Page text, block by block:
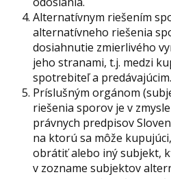
Alternatívnym riešením
alternatívneho riešenia
dosiahnutie zmierlivého
jeho stranami, t.j. medzi
spotrebiteľ a predávajúcim.
Príslušným orgánom
riešenia sporov je v
právnych predpisov
na ktorú sa môže
obrátiť alebo iný subjekt,
v zozname subjektov